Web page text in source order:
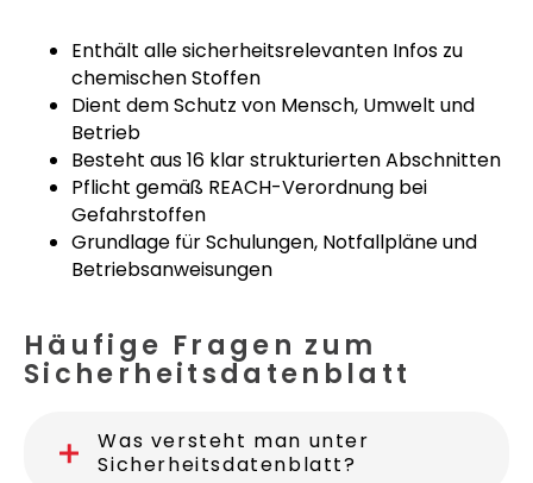
Enthält alle sicherheitsrelevanten Infos zu
chemischen Stoffen
Dient dem Schutz von Mensch, Umwelt und
Betrieb
Besteht aus 16 klar strukturierten Abschnitten
Pflicht gemäß REACH-Verordnung bei
Gefahrstoffen
Grundlage für Schulungen, Notfallpläne und
Betriebsanweisungen
Häufige Fragen zum
Sicherheitsdatenblatt
Was versteht man unter
Sicherheitsdatenblatt?